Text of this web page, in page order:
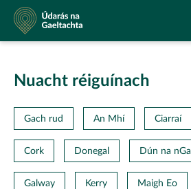
Údarás
na
Gaeltachta
Nuacht réiguínach
Gach rud An Mhí Ciarraí
Cork Donegal Dún na nGall
Galway Kerry Maigh Eo